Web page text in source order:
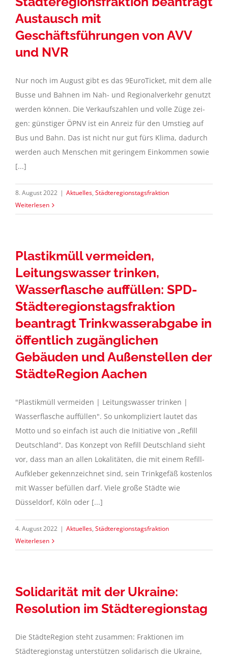
Austausch mit
Geschäftsführungen von AVV
und NVR
Nur noch im August gibt es das 9EuroTicket, mit dem alle
Busse und Bahnen im Nah- und Regionalverkehr genutzt
werden können. Die Verkaufszahlen und volle Züge zei-
gen: günstiger ÖPNV ist ein Anreiz für den Umstieg auf
Bus und Bahn. Das ist nicht nur gut fürs Klima, dadurch
werden auch Menschen mit geringem Einkommen sowie
[...]
8. August 2022 | Aktuelles, Städteregionstagsfraktion
Weiterlesen
Plastikmüll vermeiden,
Leitungswasser trinken,
Wasserflasche auffüllen: SPD-
Städteregionstagsfraktion
beantragt Trinkwasserabgabe in
öffentlich zugänglichen
Gebäuden und Außenstellen der
StädteRegion Aachen
"Plastikmüll vermeiden | Leitungswasser trinken |
Wasserflasche auffüllen". So unkompliziert lautet das
Motto und so einfach ist auch die Initiative von „Refill
Deutschland“. Das Konzept von Refill Deutschland sieht
vor, dass man an allen Lokalitäten, die mit einem Refill-
Aufkleber gekennzeichnet sind, sein Trinkgefäß kostenlos
mit Wasser befüllen darf. Viele große Städte wie
Düsseldorf, Köln oder [...]
4. August 2022 | Aktuelles, Städteregionstagsfraktion
Weiterlesen
Solidarität mit der Ukraine:
Resolution im Städteregionstag
Die StädteRegion steht zusammen: Fraktionen im
Städteregionstag unterstützen solidarisch die Ukraine,